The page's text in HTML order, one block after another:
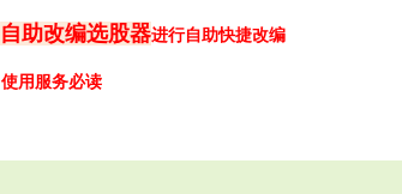
自助改编选股器进行自助快捷改编
使用服务必读